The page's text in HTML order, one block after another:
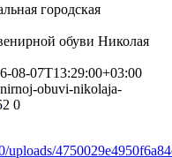
городская
обуви Николая
08-07T13:29:00+03:00
obuvi-nikolaja-
0
uploads/